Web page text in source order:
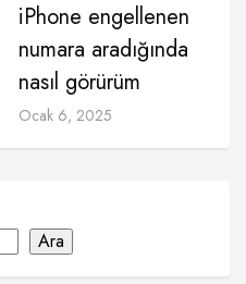
iPhone engellenen
numara aradığında
nasıl görürüm
Ocak 6, 2025
Ara